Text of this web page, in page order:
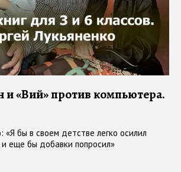
«Вий» против компьютера.
«Я бы в своем детстве легко осилил
и еще бы добавки попросил»